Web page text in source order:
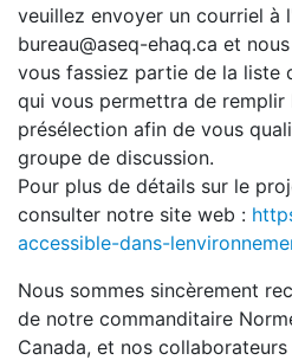
veuillez envoyer un courriel à
bureau@aseq-ehaq.ca et
vous fassiez partie de la liste
qui vous permettra de remplir
présélection afin de vous
groupe de discussion.
Pour plus de détails sur le
consulter notre site web :
accessible-dans-
Nous sommes sincèrement
de notre commanditaire
Canada, et nos